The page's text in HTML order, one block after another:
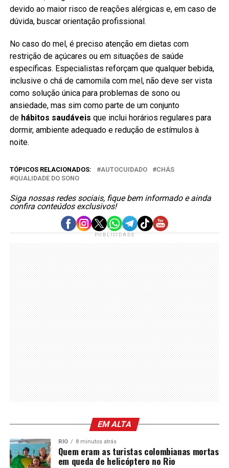
devido ao maior risco de reações alérgicas e, em caso de
dúvida, buscar orientação profissional.
No caso do mel, é preciso atenção em dietas com
restrição de açúcares ou em situações de saúde
específicas. Especialistas reforçam que qualquer bebida,
inclusive o chá de camomila com mel, não deve ser vista
como solução única para problemas de sono ou
ansiedade, mas sim como parte de um conjunto
de hábitos saudáveis que inclui horários regulares para
dormir, ambiente adequado e redução de estímulos à
noite.
TÓPICOS RELACIONADOS: AUTOCUIDADO
CHÁS
QUALIDADE DO SONO
Siga nossas redes sociais, fique bem informado e ainda
confira conteúdos exclusivos!
PUBLICIDADE
EM ALTA
RIO 8 minutos atrás
Quem eram as turistas colombianas mortas
em queda de helicóptero no Rio